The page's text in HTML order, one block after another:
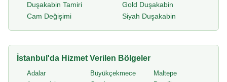
Duşakabin Tamiri
Cam Değişimi
Gold Duşakabin
Siyah Duşakabin
İstanbul'da Hizmet Verilen Bölgeler
Adalar
Büyükçekmece
Maltepe